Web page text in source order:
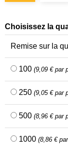
Choisissez la
Remise sur la
100 (9,09 € par
250 (9,05 € par
500 (8,96 € par
1000 (8,86 €